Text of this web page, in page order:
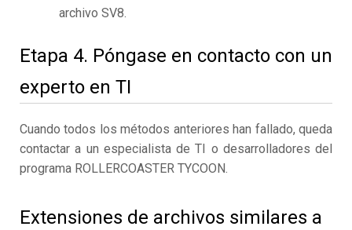
archivo SV8.
Etapa 4. Póngase en contacto con un
experto en TI
Cuando todos los métodos anteriores han fallado, queda
contactar a un especialista de TI o desarrolladores del
programa ROLLERCOASTER TYCOON.
Extensiones de archivos similares a